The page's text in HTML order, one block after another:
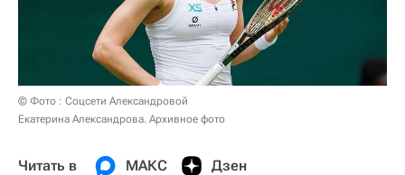
© Фото : Соцсети Александровой
Екатерина Александрова. Архивное фото
Читать в МАКС Дзен